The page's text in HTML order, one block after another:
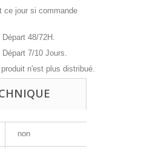
ce jour si commande
48/72H.
7/10 Jours.
n'est plus distribué.
non